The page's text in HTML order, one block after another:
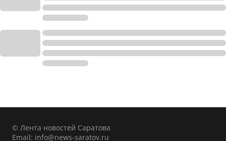
© Лента новостей Саратова
Email: info@news-saratov.ru